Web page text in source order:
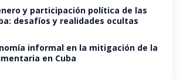
y participación política de las
desafíos y realidades ocultas
informal en la mitigación de la
en Cuba